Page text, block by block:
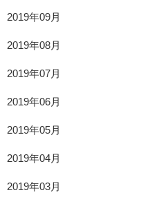
2019年09月
2019年08月
2019年07月
2019年06月
2019年05月
2019年04月
2019年03月